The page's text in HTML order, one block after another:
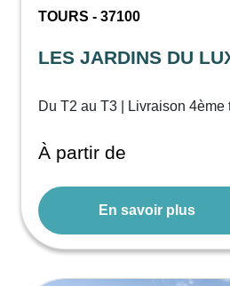
TOURS - 37100
LES JARDINS DU
Du T2 au T3 | Livraison 4ème
À partir de
En savoir plus